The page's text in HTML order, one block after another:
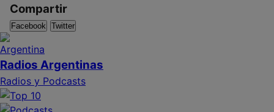
Compartir
Facebook Twitter
Radios Argentinas
Radios y Podcasts